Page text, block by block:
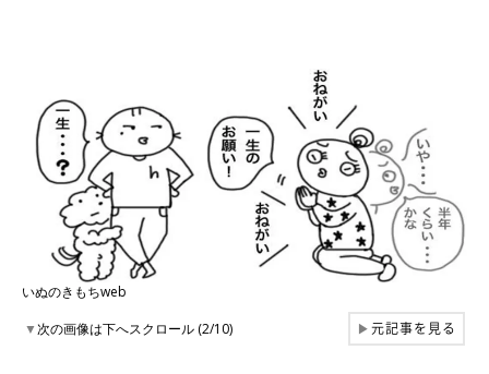
いぬのきもちweb
▼次の画像は下へスクロール (2/10) ▶元記事を見る